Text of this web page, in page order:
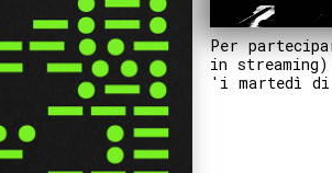
Per
in
'i martedì